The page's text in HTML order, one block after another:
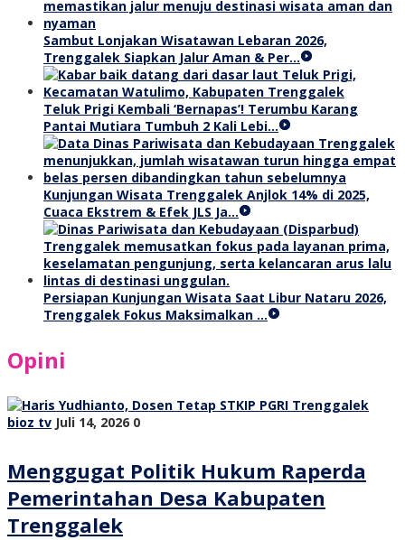
Sambut Lonjakan Wisatawan Lebaran 2026,
Trenggalek Siapkan Jalur Aman & Per…
Teluk Prigi Kembali ‘Bernapas’! Terumbu Karang
Pantai Mutiara Tumbuh 2 Kali Lebi…
Kunjungan Wisata Trenggalek Anjlok 14% di 2025,
Cuaca Ekstrem & Efek JLS Ja…
Persiapan Kunjungan Wisata Saat Libur Nataru 2026,
Trenggalek Fokus Maksimalkan …
Opini
bioz tv Juli 14, 2026 0
Menggugat Politik Hukum Raperda
Pemerintahan Desa Kabupaten
Trenggalek